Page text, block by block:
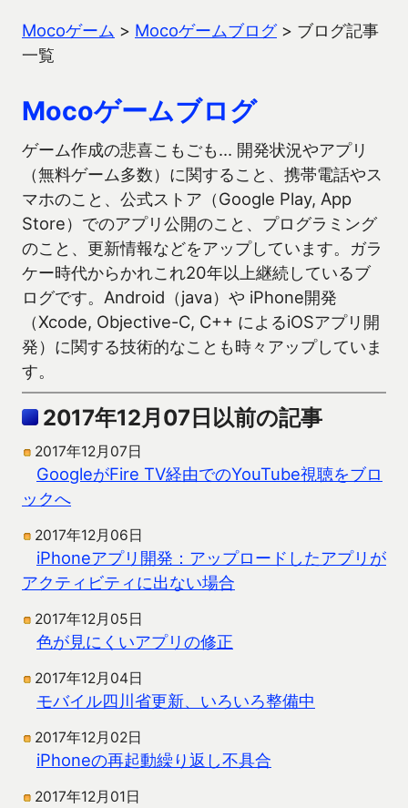
Mocoゲーム > Mocoゲームブログ> ブログ記事
一覧
Mocoゲームブログ
ゲーム作成の悲喜こもごも… 開発状況やアプリ
（無料ゲーム多数）に関すること、携帯電話やス
マホのこと、公式ストア（Google Play, App
Store）でのアプリ公開のこと、プログラミング
のこと、更新情報などをアップしています。ガラ
ケー時代からかれこれ20年以上継続しているブ
ログです。Android（java）や iPhone開発
（Xcode, Objective-C, C++ によるiOSアプリ開
発）に関する技術的なことも時々アップしていま
す。
2017年12月07日以前の記事
2017年12月07日
GoogleがFire TV経由でのYouTube視聴をブロ
ックへ
2017年12月06日
iPhoneアプリ開発：アップロードしたアプリが
アクティビティに出ない場合
2017年12月05日
色が見にくいアプリの修正
2017年12月04日
モバイル四川省更新、いろいろ整備中
2017年12月02日
iPhoneの再起動繰り返し不具合
2017年12月01日